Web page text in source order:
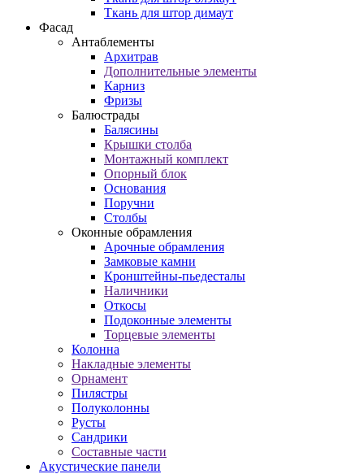
Ткань для штор димаут
Фасад
Антаблементы
Архитрав
Дополнительные элементы
Карниз
Фризы
Балюстрады
Балясины
Крышки столба
Монтажный комплект
Опорный блок
Основания
Поручни
Столбы
Оконные обрамления
Арочные обрамления
Замковые камни
Кронштейны-пьедесталы
Наличники
Откосы
Подоконные элементы
Торцевые элементы
Колонна
Накладные элементы
Орнамент
Пилястры
Полуколонны
Русты
Сандрики
Составные части
Акустические панели